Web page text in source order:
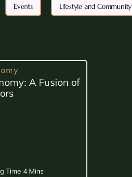
Events Lifestyle and Community
A Fusion of